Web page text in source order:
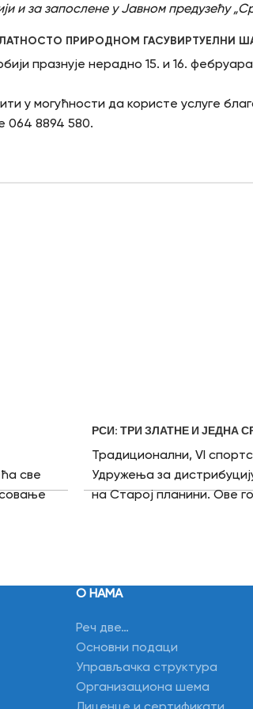
О ПРИРОДНОМ ГАСУВИРТУЕЛНИ
за запослене у Јавном предузећу
празнује нерадно 15. и 16.
у могућности да користе услуге
064 8894 580.
све
и
РСИ: ТРИ ЗЛАТНЕ И ЈЕДНА
Традиционални, VI
Удружења за
на Старој планини. Ове
да се постигну добри
успех постигле су и
златну медаљу освојили
медаља освојена је у
спортског духа и
О НАМА
Реч две…
Основни подаци
Управљачка структура
Организациона шема